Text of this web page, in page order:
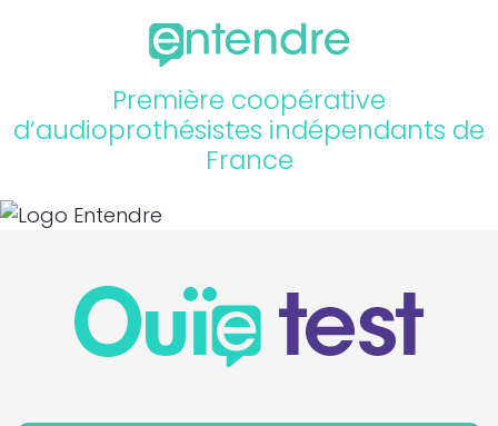
Première coopérative
d’audioprothésistes indépendants de
France